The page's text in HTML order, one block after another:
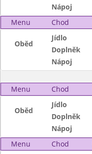
Nápoj
Menu
Chod
Oběd
Jídlo
Doplněk
Nápoj
Menu Chod
Oběd
Jídlo
Doplněk
Nápoj
Menu
Chod